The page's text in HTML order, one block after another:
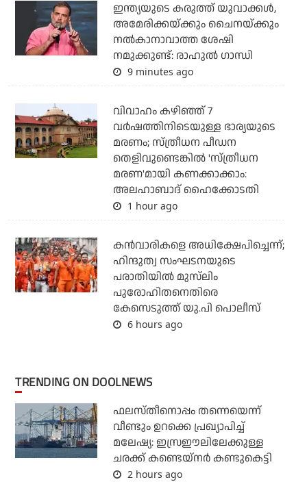
ഇന്ത്യയുടെ കരുത്ത് യുവാക്കള്‍,
അമേരിക്കയ്ക്കും ചൈനയ്ക്കും
നല്‍കാനാവാത്ത ശേഷി
നമുക്കുണ്ട്: രാഹുല്‍ ഗാന്ധി
9 minutes ago
വിവാഹം കഴിഞ്ഞ് 7
വര്‍ഷത്തിനിടെയുള്ള ഭാര്യയുടെ
മരണം; സ്ത്രീധന പീഡന
തെളിവുണ്ടെങ്കില്‍ 'സ്ത്രീധന
മരണ'മായി കണക്കാക്കാം:
അലഹാബാദ് ഹൈക്കോടതി
1 hour ago
കന്‍വാരികളെ അധിക്ഷേപിച്ചെന്ന്;
ഹിന്ദുത്വ സംഘടനയുടെ
പരാതിയില്‍ മുസ്‌ലിം
പുരോഹിതനെതിരെ
കേസെടുത്ത് യു.പി പൊലീസ്
6 hours ago
TRENDING ON DOOLNEWS
ഫലസ്തീനൊപ്പം തന്നെയെന്ന്
വീണ്ടും ഉറക്കെ പ്രഖ്യാപിച്ച്
മലേഷ്യ: ഇസ്രഈലിലേക്കുള്ള
ചരക്ക് കണ്ടെയ്‌നര്‍ കണ്ടുകെട്ടി
2 hours ago